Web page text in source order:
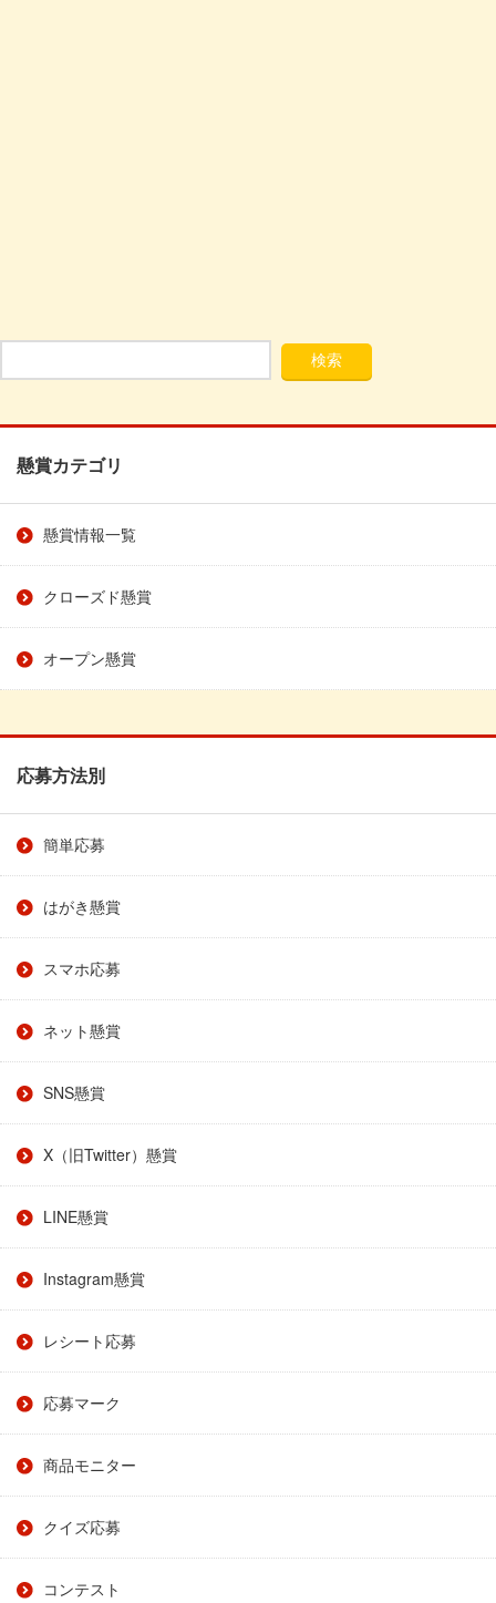
懸賞カテゴリ
懸賞情報一覧
クローズド懸賞
オープン懸賞
応募方法別
簡単応募
はがき懸賞
スマホ応募
ネット懸賞
SNS懸賞
X（旧Twitter）懸賞
LINE懸賞
Instagram懸賞
レシート応募
応募マーク
商品モニター
クイズ応募
コンテスト